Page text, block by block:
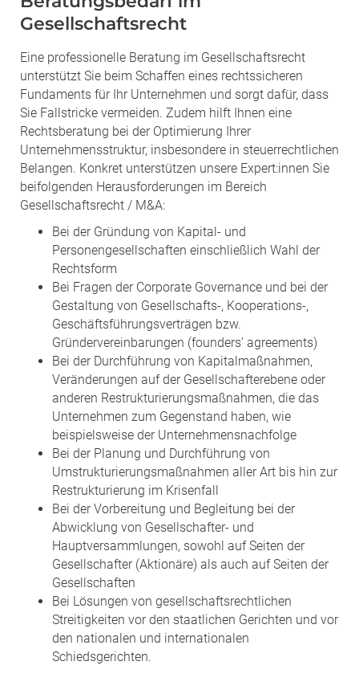
Gesellschaftsrecht
Eine professionelle Beratung im Gesellschaftsrecht
unterstützt Sie beim Schaffen eines rechtssicheren
Fundaments für Ihr Unternehmen und sorgt dafür, dass
Sie Fallstricke vermeiden. Zudem hilft Ihnen eine
Rechtsberatung bei der Optimierung Ihrer
Unternehmensstruktur, insbesondere in steuerrechtlichen
Belangen. Konkret unterstützen unsere Expert:innen Sie
beifolgenden Herausforderungen im Bereich
Gesellschaftsrecht / M&A:
Bei der Gründung von Kapital- und
Personengesellschaften einschließlich Wahl der
Rechtsform
Bei Fragen der Corporate Governance und bei der
Gestaltung von Gesellschafts-, Kooperations-,
Geschäftsführungsverträgen bzw.
Gründervereinbarungen (founders’ agreements)
Bei der Durchführung von Kapitalmaßnahmen,
Veränderungen auf der Gesellschafterebene oder
anderen Restrukturierungsmaßnahmen, die das
Unternehmen zum Gegenstand haben, wie
beispielsweise der Unternehmensnachfolge
Bei der Planung und Durchführung von
Umstrukturierungsmaßnahmen aller Art bis hin zur
Restrukturierung im Krisenfall
Bei der Vorbereitung und Begleitung bei der
Abwicklung von Gesellschafter- und
Hauptversammlungen, sowohl auf Seiten der
Gesellschafter (Aktionäre) als auch auf Seiten der
Gesellschaften
Bei Lösungen von gesellschaftsrechtlichen
Streitigkeiten vor den staatlichen Gerichten und vor
den nationalen und internationalen
Schiedsgerichten.